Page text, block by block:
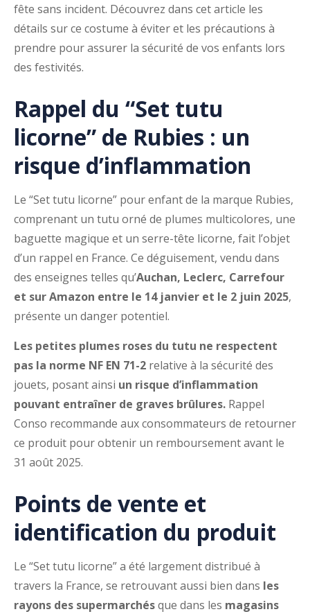
fête sans incident. Découvrez dans cet article les
détails sur ce costume à éviter et les précautions à
prendre pour assurer la sécurité de vos enfants lors
des festivités.
Rappel du “Set tutu
licorne” de Rubies : un
risque d’inflammation
Le “Set tutu licorne” pour enfant de la marque Rubies,
comprenant un tutu orné de plumes multicolores, une
baguette magique et un serre-tête licorne, fait l’objet
d’un rappel en France. Ce déguisement, vendu dans
des enseignes telles qu’Auchan, Leclerc, Carrefour
et sur Amazon entre le 14 janvier et le 2 juin 2025,
présente un danger potentiel.
Les petites plumes roses du tutu ne respectent
pas la norme NF EN 71-2 relative à la sécurité des
jouets, posant ainsi un risque d’inflammation
pouvant entraîner de graves brûlures. Rappel
Conso recommande aux consommateurs de retourner
ce produit pour obtenir un remboursement avant le
31 août 2025.
Points de vente et
identification du produit
Le “Set tutu licorne” a été largement distribué à
travers la France, se retrouvant aussi bien dans les
rayons des supermarchésque dans les magasins